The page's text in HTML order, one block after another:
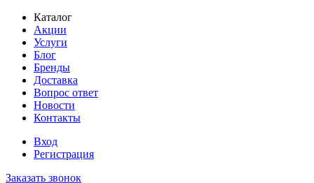
Каталог
Акции
Услуги
Блог
Бренды
Доставка
Вопрос ответ
Новости
Контакты
Вход
Регистрация
Заказать звонок